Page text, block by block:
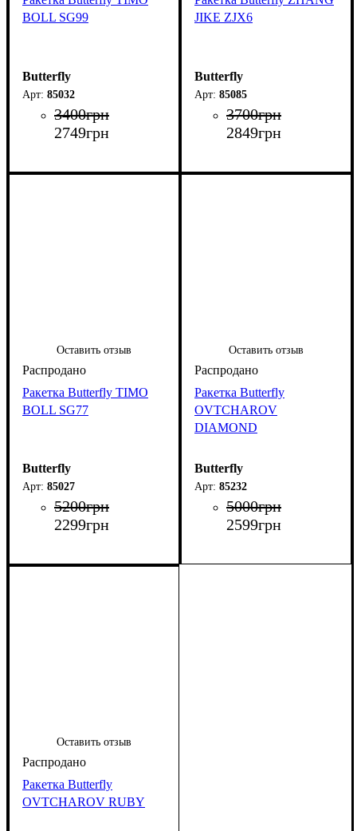
BOLL SG99
Butterfly
85032
3400грн
2749грн
JIKE ZJX6
Butterfly
85085
3700грн
2849грн
Оставить отзыв
Ракетка Butterfly TIMO
BOLL SG77
Butterfly
85027
5200грн
2299грн
Оставить отзыв
Ракетка Butterfly
OVTCHAROV
DIAMOND
Butterfly
85232
5000грн
2599грн
Оставить отзыв
Ракетка Butterfly
OVTCHAROV RUBY